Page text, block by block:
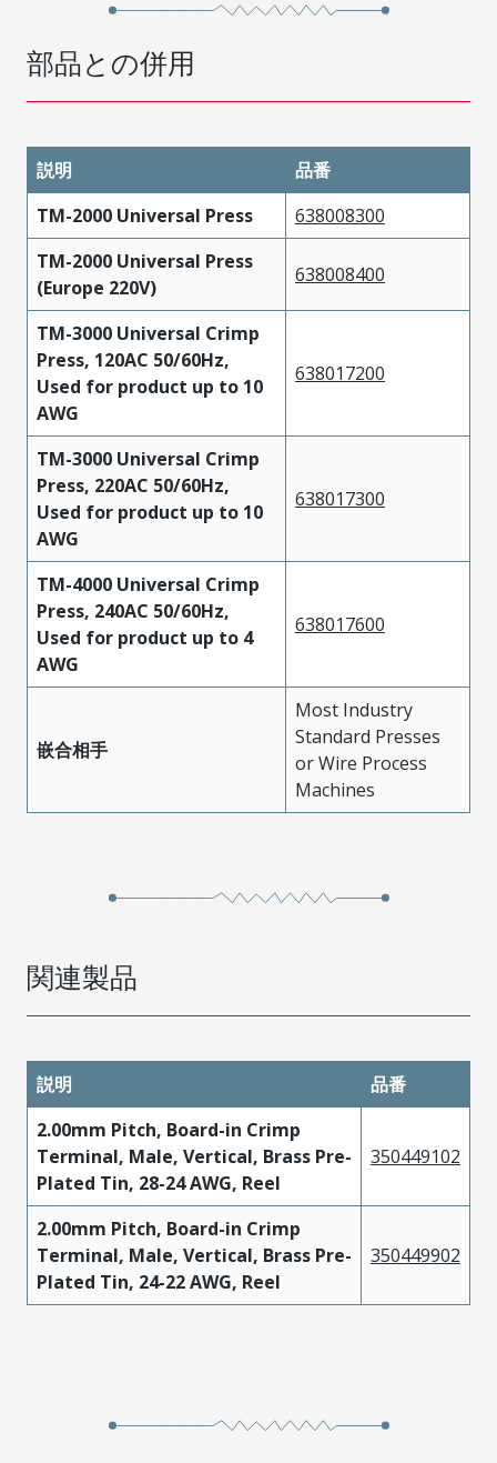
部品との併用
説明
品番
TM-2000 Universal Press
638008300
TM-2000 Universal Press
(Europe 220V)
638008400
TM-3000 Universal Crimp
Press, 120AC 50/60Hz,
Used for product up to 10
AWG
638017200
TM-3000 Universal Crimp
Press, 220AC 50/60Hz,
Used for product up to 10
AWG
638017300
TM-4000 Universal Crimp
Press, 240AC 50/60Hz,
Used for product up to 4
AWG
638017600
嵌合相手
Most Industry
Standard Presses
or Wire Process
Machines
関連製品
説明
品番
2.00mm Pitch, Board-in Crimp
Terminal, Male, Vertical, Brass Pre-
Plated Tin, 28-24 AWG, Reel
350449102
2.00mm Pitch, Board-in Crimp
Terminal, Male, Vertical, Brass Pre-
Plated Tin, 24-22 AWG, Reel
350449902